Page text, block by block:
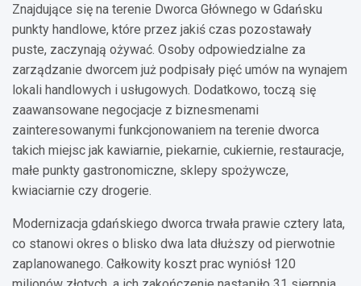
Znajdujące się na terenie Dworca Głównego w Gdańsku
punkty handlowe, które przez jakiś czas pozostawały
puste, zaczynają ożywać. Osoby odpowiedzialne za
zarządzanie dworcem już podpisały pięć umów na wynajem
lokali handlowych i usługowych. Dodatkowo, toczą się
zaawansowane negocjacje z biznesmenami
zainteresowanymi funkcjonowaniem na terenie dworca
takich miejsc jak kawiarnie, piekarnie, cukiernie, restauracje,
małe punkty gastronomiczne, sklepy spożywcze,
kwiaciarnie czy drogerie.
Modernizacja gdańskiego dworca trwała prawie cztery lata,
co stanowi okres o blisko dwa lata dłuższy od pierwotnie
zaplanowanego. Całkowity koszt prac wyniósł 120